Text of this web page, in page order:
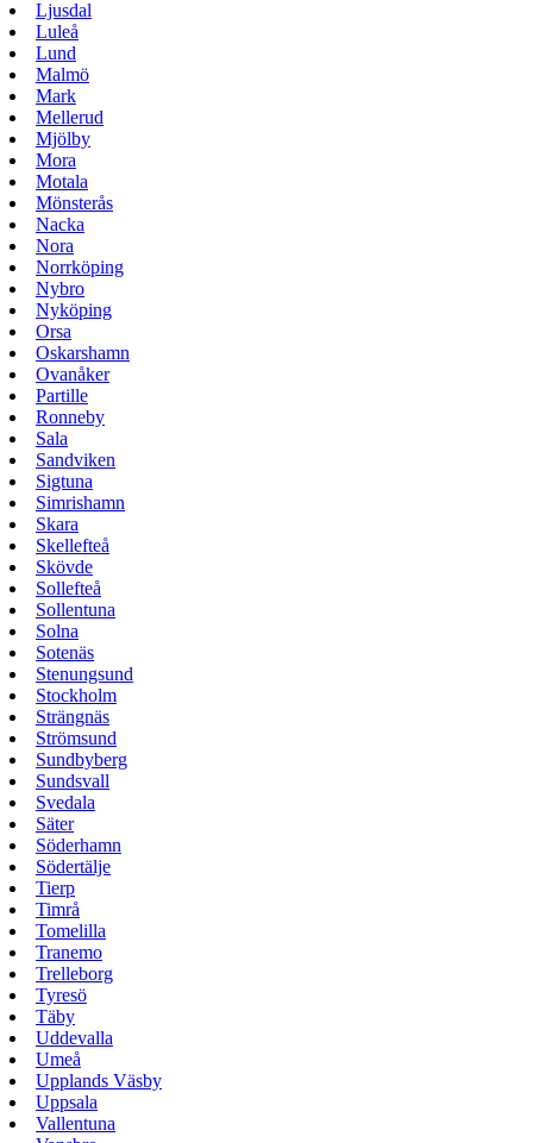
Ljusdal
Luleå
Lund
Malmö
Mark
Mellerud
Mjölby
Mora
Motala
Mönsterås
Nacka
Nora
Norrköping
Nybro
Nyköping
Orsa
Oskarshamn
Ovanåker
Partille
Ronneby
Sala
Sandviken
Sigtuna
Simrishamn
Skara
Skellefteå
Skövde
Sollefteå
Sollentuna
Solna
Sotenäs
Stenungsund
Stockholm
Strängnäs
Strömsund
Sundbyberg
Sundsvall
Svedala
Säter
Söderhamn
Södertälje
Tierp
Timrå
Tomelilla
Tranemo
Trelleborg
Tyresö
Täby
Uddevalla
Umeå
Upplands Väsby
Uppsala
Vallentuna